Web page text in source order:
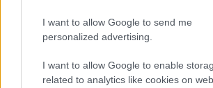
I want to allow Google to send me
personalized advertising.
I want to allow Google to enable
related to analytics like cookies on
FELIRATKOZÁS
LEGFRISSEBB